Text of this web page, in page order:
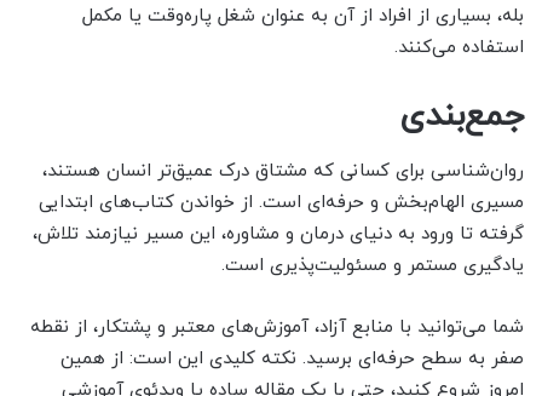
بله، بسیاری از افراد از آن به عنوان شغل پاره‌وقت یا مکمل
استفاده می‌کنند.
جمع‌بندی
روان‌شناسی برای کسانی که مشتاق درک عمیق‌تر انسان هستند،
مسیری الهام‌بخش و حرفه‌ای است. از خواندن کتاب‌های ابتدایی
گرفته تا ورود به دنیای درمان و مشاوره، این مسیر نیازمند تلاش،
یادگیری مستمر و مسئولیت‌پذیری است.
شما می‌توانید با منابع آزاد، آموزش‌های معتبر و پشتکار، از نقطه
صفر به سطح حرفه‌ای برسید. نکته کلیدی این است: از همین
امروز شروع کنید، حتی با یک مقاله ساده یا ویدئوی آموزشی